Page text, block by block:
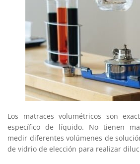
Los matraces volumétricos son
específico de líquido. No tienen
medir diferentes volúmenes de
de vidrio de elección para realizar